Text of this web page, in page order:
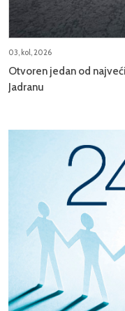
03, kol, 2026
Otvoren jedan od
Jadranu